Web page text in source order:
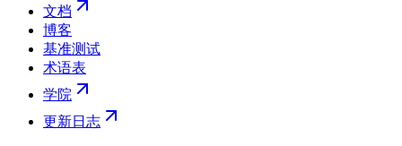
文档
博客
基准测试
术语表
学院
更新日志